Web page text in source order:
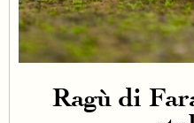
Ragù di